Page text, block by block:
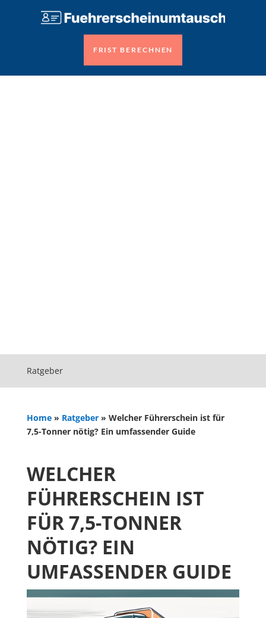
FRIST BERECHNEN
Ratgeber
Home» Ratgeber» Welcher Führerschein ist für
7,5-Tonner nötig? Ein umfassender Guide
WELCHER
FÜHRERSCHEIN IST
FÜR 7,5-TONNER
NÖTIG? EIN
UMFASSENDER GUIDE